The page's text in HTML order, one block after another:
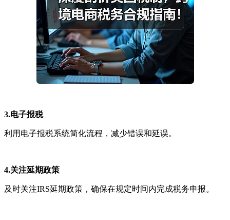
3.电子报税
利用电子报税系统简化流程，减少错误和延误。
4.关注延期政策
及时关注IRS延期政策，确保在规定时间内完成税务申报。